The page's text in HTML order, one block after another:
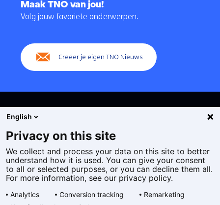
navigatie
Maak TNO van jou!
Volg jouw favoriete onderwerpen.
Creëer je eigen TNO Nieuws
Cookies
Privacy statement
Toegankelijkheid
Algemene voorwaarden
English
Privacy on this site
We collect and process your data on this site to better
understand how it is used. You can give your consent
to all or selected purposes, or you can decline them all.
For more information, see our privacy policy.
Analytics Conversion tracking
Remarketing